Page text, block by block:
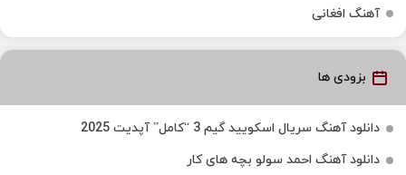
آهنگ افغانی
بزودی ها
دانلود آهنگ سریال اسکویید گیم 3 “کامل” آپدیت 2025
دانلود آهنگ احمد سولو بچه های کار